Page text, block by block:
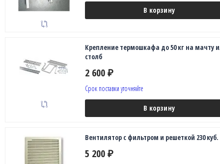
В корзину
Крепление термошкафа до 50 кг на мачту
столб
2 600 ₽
Срок поставки уточняйте
В корзину
Вентилятор с фильтром и решеткой 230
5 200 ₽